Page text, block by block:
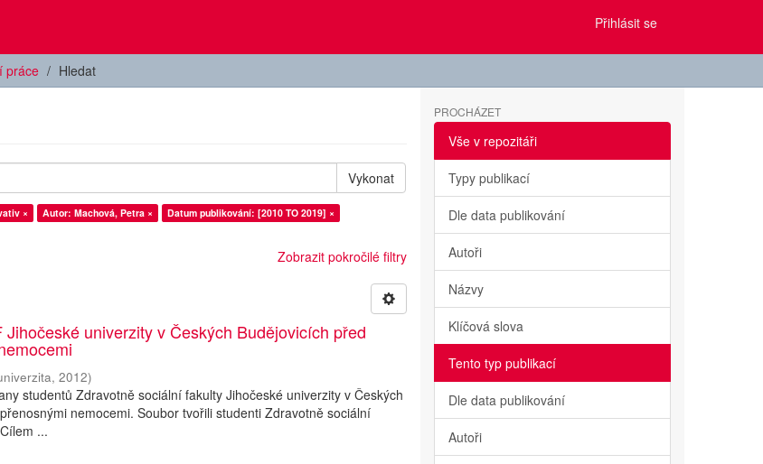
Přihlásit se
práce Hledat
Vykonat
× Autor: Machová, Petra ×
Datum publikování: [2010 TO 2019] ×
Zobrazit pokročilé filtry
univerzity v Českých Budějovicích před
,2012)
studentů Zdravotně sociální fakulty Jihočeské univerzity v Českých
nemocemi. Soubor tvořili studenti Zdravotně sociální
...
PROCHÁZET
Vše v repozitáři
Typy publikací
Dle data publikování
Autoři
Názvy
Klíčová slova
Tento typ publikací
Dle data publikování
Autoři